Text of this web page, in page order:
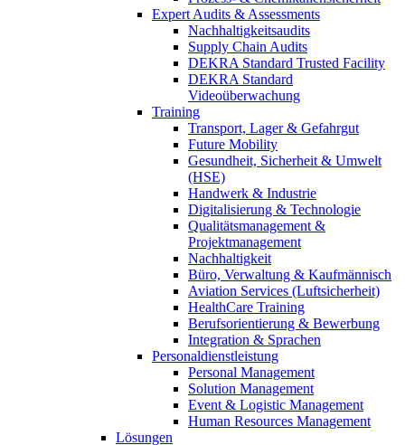
Expert Audits & Assessments
Nachhaltigkeitsaudits
Supply Chain Audits
DEKRA Standard Trusted Facility
DEKRA Standard
Videoüberwachung
Training
Transport, Lager & Gefahrgut
Future Mobility
Gesundheit, Sicherheit & Umwelt
(HSE)
Handwerk & Industrie
Digitalisierung & Technologie
Qualitätsmanagement &
Projektmanagement
Nachhaltigkeit
Büro, Verwaltung & Kaufmännisch
Aviation Services (Luftsicherheit)
HealthCare Training
Berufsorientierung & Bewerbung
Integration & Sprachen
Personaldienstleistung
Personal Management
Solution Management
Event & Logistic Management
Human Resources Management
Lösungen